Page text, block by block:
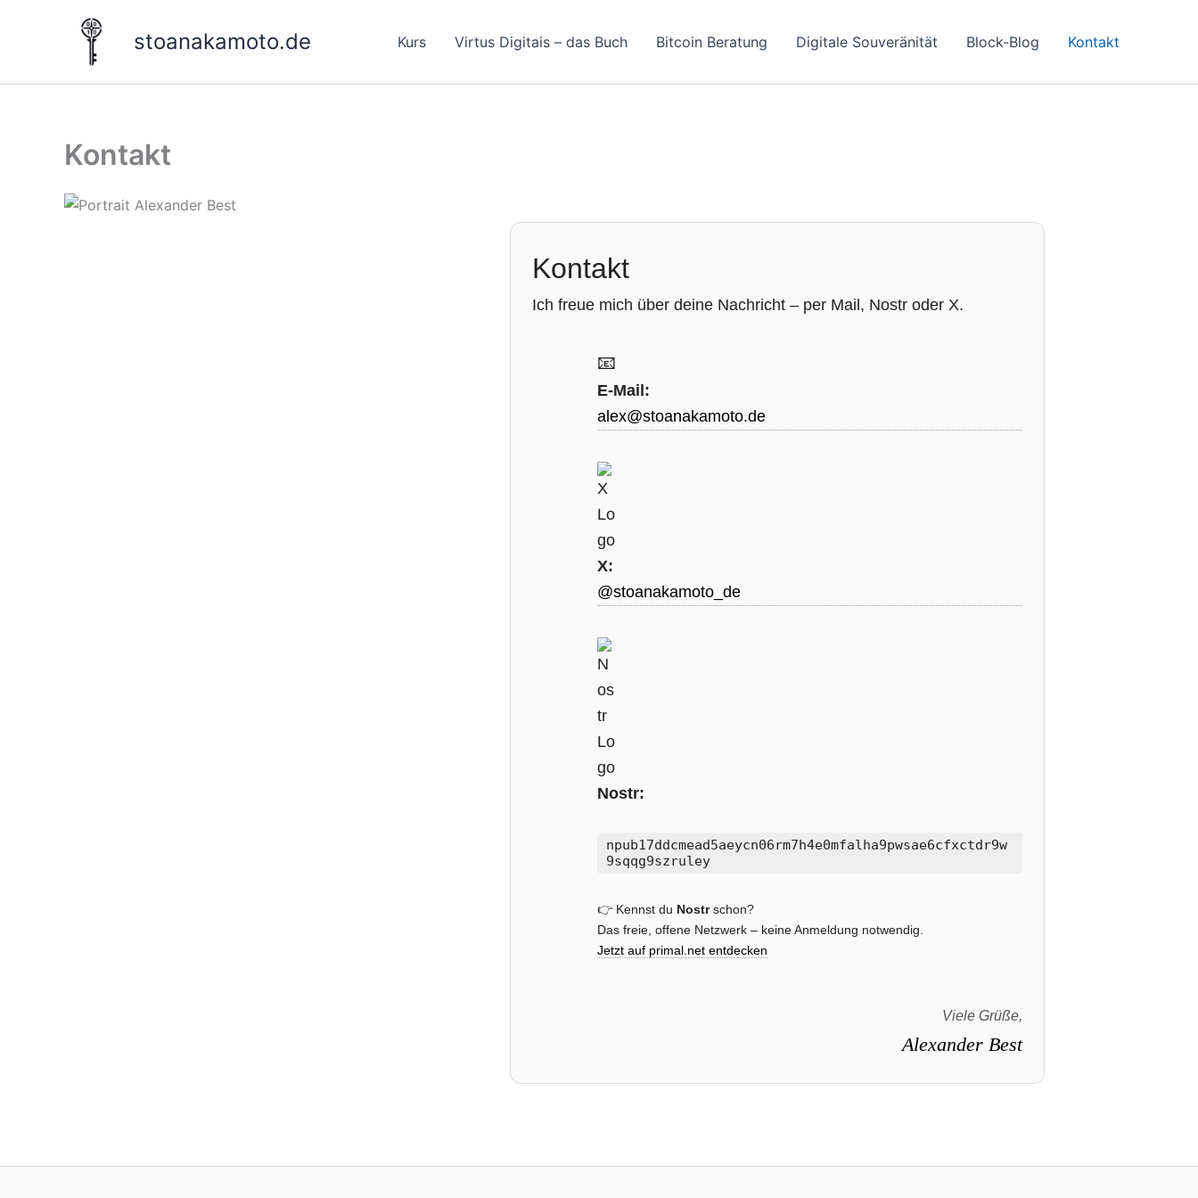
stoanakamoto.de Kurs Virtus Digitais – das Buch Bitcoin Beratung Digitale Souveränität Block-Blog Kontakt
Kontakt
Kontakt
Ich freue mich über deine Nachricht – per Mail, Nostr oder X.
📧
E-Mail:
alex@stoanakamoto.de
X:
@stoanakamoto_de
Nostr:
npub17ddcmead5aeycn06rm7h4e0mfalha9pwsae6cfxctdr9w
9sqqg9szruley
👉 Kennst du Nostrschon?
Das freie, offene Netzwerk – keine Anmeldung notwendig.
Jetzt auf primal.net entdecken
Viele Grüße,
Alexander Best